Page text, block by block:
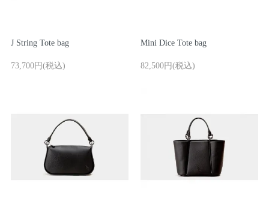
J String Tote bag
73,700円(税込)
Mini Dice Tote bag
82,500円(税込)